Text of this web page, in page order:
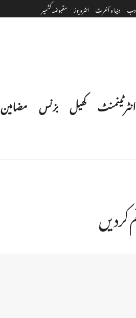
دنیا و آخرت انٹرویوز مقبوضہ کشمیر
انٹرٹینمنٹ‎ کھیل بزنس مضامین
کردیں